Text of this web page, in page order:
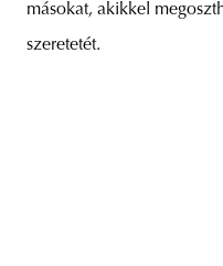
másokat, akikkel
szeretetét.